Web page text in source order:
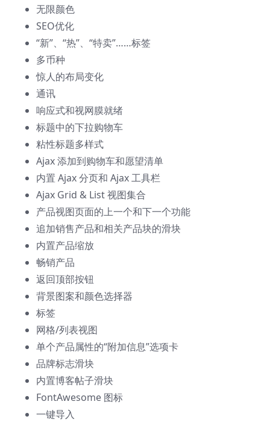
无限颜色
SEO优化
“新”、“热”、“特卖”……标签
多币种
惊人的布局变化
通讯
响应式和视网膜就绪
标题中的下拉购物车
粘性标题多样式
Ajax 添加到购物车和愿望清单
内置 Ajax 分页和 Ajax 工具栏
Ajax Grid & List 视图集合
产品视图页面的上一个和下一个功能
追加销售产品和相关产品块的滑块
内置产品缩放
畅销产品
返回顶部按钮
背景图案和颜色选择器
标签
网格/列表视图
单个产品属性的“附加信息”选项卡
品牌标志滑块
内置博客帖子滑块
FontAwesome 图标
一键导入